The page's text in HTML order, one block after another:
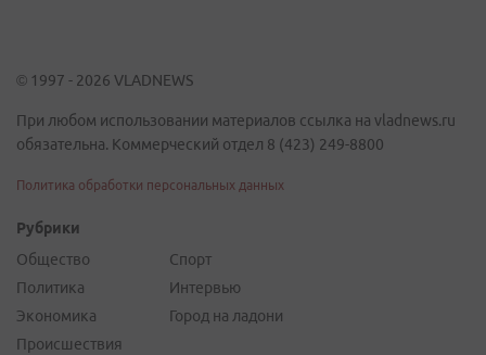
© 1997 - 2026 VLADNEWS
При любом использовании материалов ссылка на vladnews.ru
обязательна. Коммерческий отдел 8 (423) 249-8800
Политика обработки персональных данных
Рубрики
Общество
Политика
Экономика
Происшествия
Спорт
Интервью
Город на ладони